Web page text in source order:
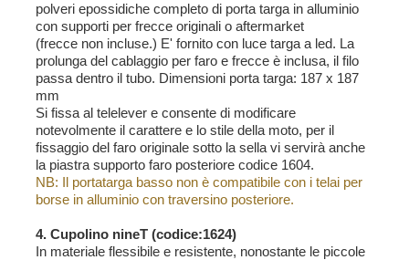
polveri epossidiche completo di porta targa in alluminio
con supporti per frecce originali o aftermarket
(frecce non incluse.) E' fornito con luce targa a led. La
prolunga del cablaggio per faro e frecce è inclusa, il filo
passa dentro il tubo. Dimensioni porta targa: 187 x 187
mm
Si fissa al telelever e consente di modificare
notevolmente il carattere e lo stile della moto, per il
fissaggio del faro originale sotto la sella vi servirà anche
la piastra supporto faro posteriore codice 1604.
NB: Il portatarga basso non è compatibile con i telai per
borse in alluminio con traversino posteriore.
4. Cupolino nineT (codice:1624)
In materiale flessibile e resistente, nonostante le piccole